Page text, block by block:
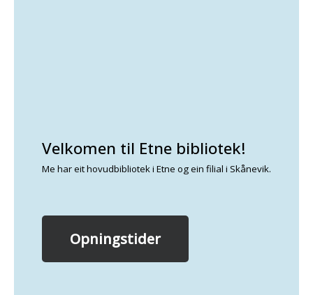
Velkomen til Etne bibliotek!
Me har eit hovudbibliotek i Etne og ein filial i Skånevik.
Opningstider